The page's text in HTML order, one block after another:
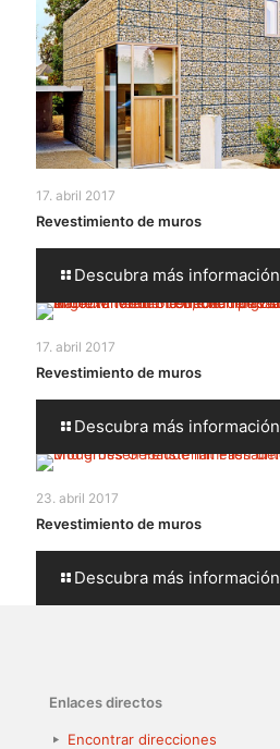
17. abril 2017
Revestimiento de muros
Descubra más información
17. abril 2017
Revestimiento de muros
Descubra más información
23. abril 2017
Revestimiento de muros
Descubra más información
Enlaces directos
Encontrar direcciones